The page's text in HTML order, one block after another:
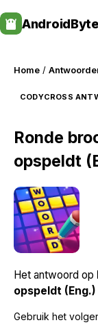
to
content
Home /
CODYCROSS
Ronde
opspeldt
Het antwoord op
opspeldt (Eng.)
Gebruik het